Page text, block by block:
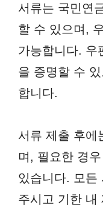
서류는 국민연
할 수 있으며,
가능합니다. 우
을 증명할 수
합니다.
서류 제출 후에
며, 필요한 경
있습니다. 모든
주시고 기한 내